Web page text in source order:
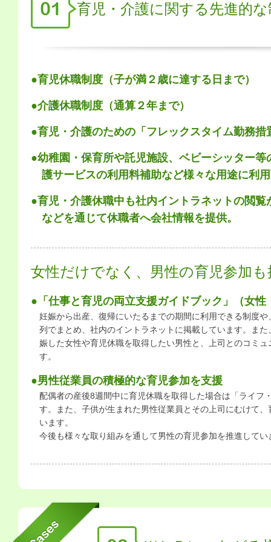
育児・介護に関する先進的
●育児休職制度（子が満２歳に達する日まで）
●介護休職制度（通算２年まで）
●育児・介護のための「フレックスタイム勤務
●幼稚園・保育所や託児施設、ベビーシッター
護サービスの利用料補助など様々な用途に利
●育児・介護休職中も社内イントラネットの閲
などを通じて休職者へ会社情報を提供。
女性だけでなく、男性の育児参加も
●「仕事と育児の両立支援ガイドブック」（女性
妊娠から出産、復帰にいたるまでの期間に利用できる制度
列でまとめ、社内のイントラネットに掲載しています。ま
娠した女性や育児休職を取得したい男性と、上司とのコミ
す。
●男性従業員の積極的な育児参加を支援
配偶者の産後8週間中に育児休職を取得した場合は「ライフ
す。また、子供が生まれた男性従業員とその上司にむけて
います。
今後も様々な取り組みを通して男性の育児参加を推進してい